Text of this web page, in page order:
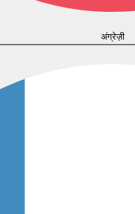
अंग्रेज़ी